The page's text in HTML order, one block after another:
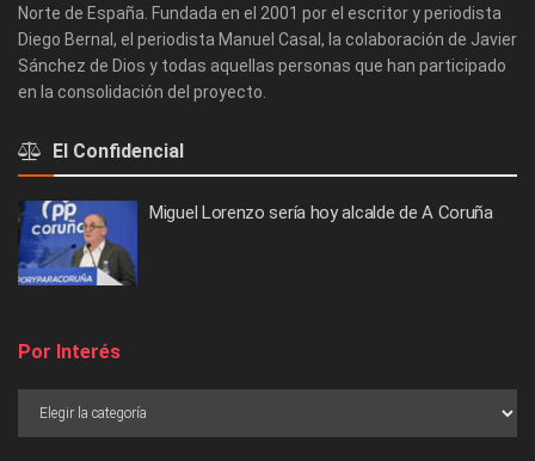
Norte de España. Fundada en el 2001 por el escritor y periodista
Diego Bernal, el periodista Manuel Casal, la colaboración de Javier
Sánchez de Dios y todas aquellas personas que han participado
en la consolidación del proyecto.
El Confidencial
Miguel Lorenzo sería hoy alcalde de A Coruña
Por Interés